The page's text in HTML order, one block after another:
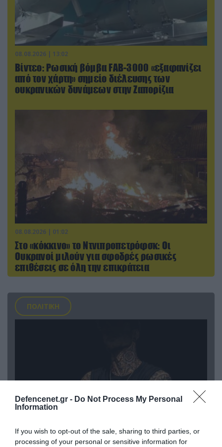
Defencenet.gr - Do Not Process My Personal
Information
If you wish to opt-out of the sale, sharing to third parties, or
processing of your personal or sensitive information for
08.08.2026 | 13:02
Βίντεο: Ρωσική βόμβα FAB-3000 «εξαφανίζει
από τον χάρτη» σημείο διέλευσης των
ουκρανικών δυνάμεων στην Ζαπορίζια
08.08.2026 | 01:02
Στο «κόκκινο» το Ντνιπροπετρόφσκ: Οι
Ουκρανοί μιλούν για σφοδρές ρωσικές
επιθέσεις σε όλη την επικράτεια
ΠΟΛΙΤΙΚΗ
08.08.2026 | 09:02